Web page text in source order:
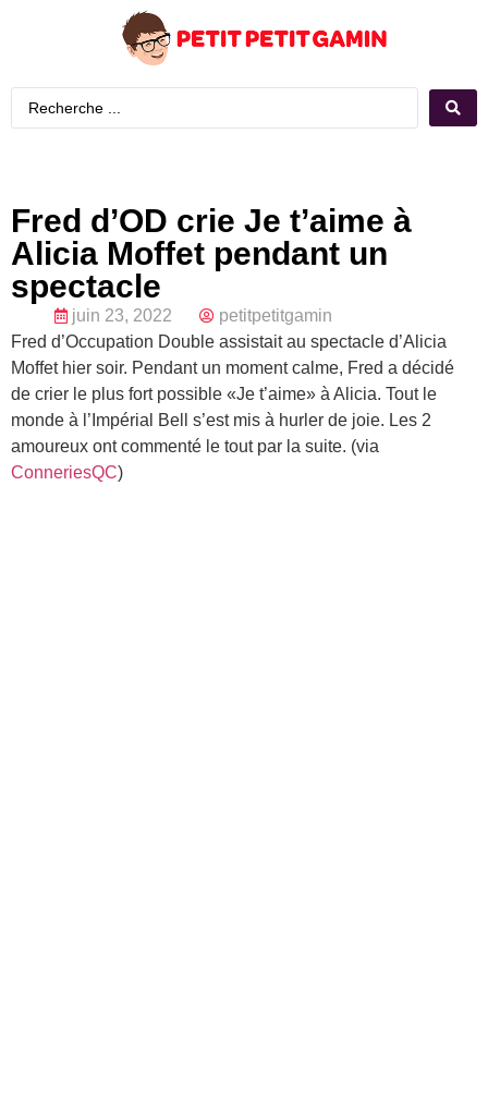
Fred d’OD crie Je t’aime à
Alicia Moffet pendant un
spectacle
juin 23, 2022
petitpetitgamin
Fred d’Occupation Double assistait au spectacle d’Alicia
Moffet hier soir. Pendant un moment calme, Fred a décidé
de crier le plus fort possible «Je t’aime» à Alicia. Tout le
monde à l’Impérial Bell s’est mis à hurler de joie. Les 2
amoureux ont commenté le tout par la suite. (via
ConneriesQC)